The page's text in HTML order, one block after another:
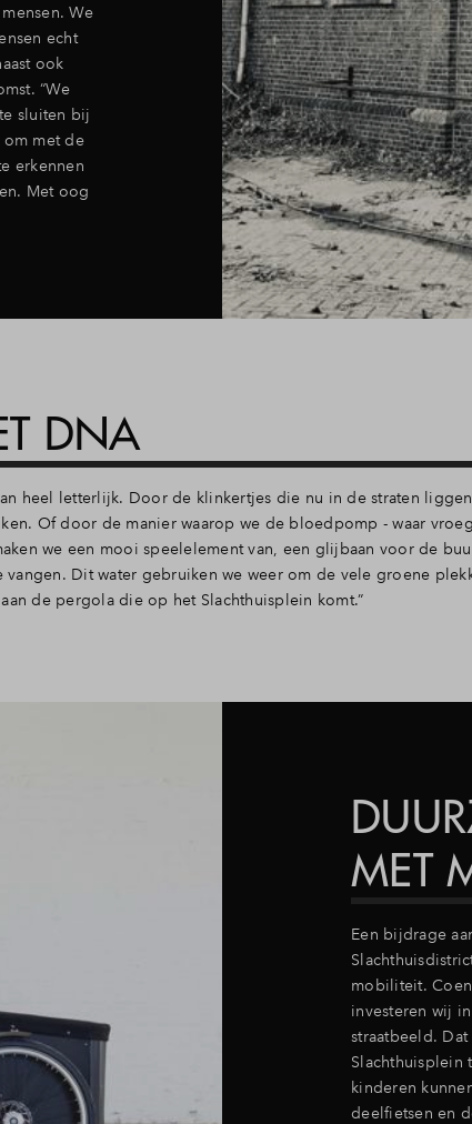
We
echt
ook
“We
sluiten bij
om met de
erkennen
Met oog
DNA
heel letterlijk. Door de klinkertjes die nu in de straten
Of door de manier waarop we de bloedpomp - waar
we een mooi speelelement van, een glijbaan voor de
Dit water gebruiken we weer om de vele groene
de pergola die op het Slachthuisplein komt.”
MET
Een bijdrage
mobiliteit.
investeren wij
straatbeeld.
Slachthuisplein
kinderen
deelfietsen en